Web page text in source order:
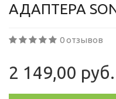
АДАПТЕРА
0 отзывов
2 149,00 руб.